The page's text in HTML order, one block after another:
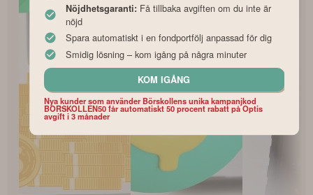
Nöjdhetsgaranti: Få tillbaka avgiften om du inte är
nöjd
Spara automatiskt i en fondportfölj anpassad för dig
Smidig lösning – kom igång på några minuter
KOM IGÅNG
Nya kunder som använder Börskollens unika kampanjkod
BORSKOLLEN50 får automatiskt 50 procent rabatt på Optis
avgift i 3 månader